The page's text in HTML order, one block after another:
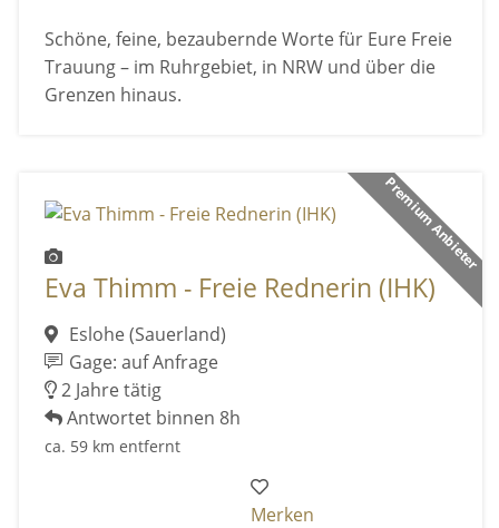
Schöne, feine, bezaubernde Worte für Eure Freie
Trauung – im Ruhrgebiet, in NRW und über die
Grenzen hinaus.
Premium Anbieter
Eva Thimm - Freie Rednerin (IHK)
Eslohe (Sauerland)
Gage: auf Anfrage
2 Jahre tätig
Antwortet binnen 8h
ca. 59 km entfernt
Merken